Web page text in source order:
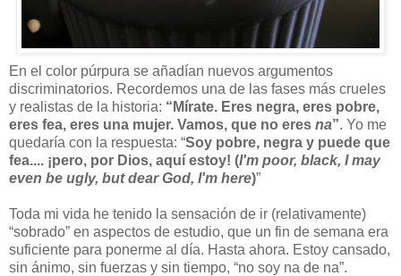
En el color púrpura se añadían nuevos argumentos
discriminatorios. Recordemos una de las fases más crueles
y realistas de la historia: “Mírate. Eres negra, eres pobre,
eres fea, eres una mujer. Vamos, que no eres na”. Yo me
quedaría con la respuesta: “Soy pobre, negra y puede que
fea.... ¡pero, por Dios, aquí estoy! (I'm poor, black, I may
even be ugly, but dear God, I'm here)”
Toda mi vida he tenido la sensación de ir (relativamente)
“sobrado” en aspectos de estudio, que un fin de semana era
suficiente para ponerme al día. Hasta ahora. Estoy cansado,
sin ánimo, sin fuerzas y sin tiempo, “no soy na de na”.